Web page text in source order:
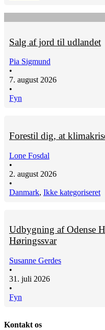
Salg af jord til udlandet
Pia Sigmund
•
7. august 2026
•
Fyn
Forestil dig, at
Lone Fosdal
•
2. august 2026
•
Danmark, Ikke kategoriseret
Udbygning af Odense
Høringssvar
Susanne Gerdes
•
31. juli 2026
•
Fyn
Kontakt os